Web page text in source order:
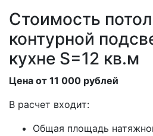
Стоимость
контурной
кухне S=12 кв.м
Цена от 11 000 рублей
В расчет входит:
Общая площадь